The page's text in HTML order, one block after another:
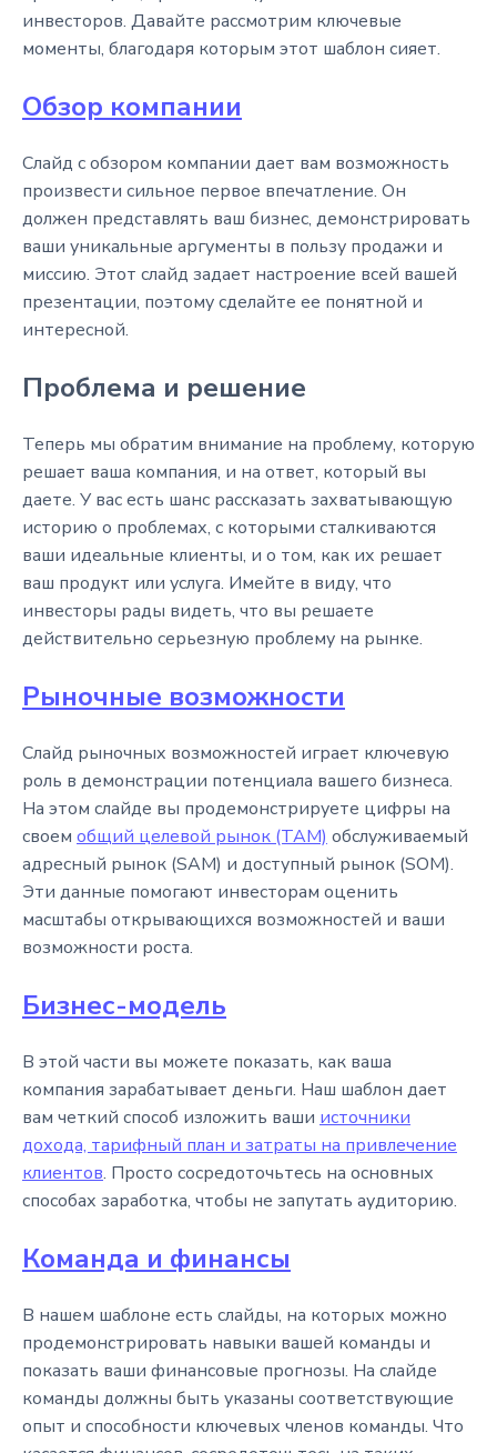
инвесторов. Давайте рассмотрим ключевые
моменты, благодаря которым этот шаблон сияет.
Обзор компании
Слайд с обзором компании дает вам возможность
произвести сильное первое впечатление. Он
должен представлять ваш бизнес, демонстрировать
ваши уникальные аргументы в пользу продажи и
миссию. Этот слайд задает настроение всей вашей
презентации, поэтому сделайте ее понятной и
интересной.
Проблема и решение
Теперь мы обратим внимание на проблему, которую
решает ваша компания, и на ответ, который вы
даете. У вас есть шанс рассказать захватывающую
историю о проблемах, с которыми сталкиваются
ваши идеальные клиенты, и о том, как их решает
ваш продукт или услуга. Имейте в виду, что
инвесторы рады видеть, что вы решаете
действительно серьезную проблему на рынке.
Рыночные возможности
Слайд рыночных возможностей играет ключевую
роль в демонстрации потенциала вашего бизнеса.
На этом слайде вы продемонстрируете цифры на
своем общий целевой рынок (TAM) обслуживаемый
адресный рынок (SAM) и доступный рынок (SOM).
Эти данные помогают инвесторам оценить
масштабы открывающихся возможностей и ваши
возможности роста.
Бизнес-модель
В этой части вы можете показать, как ваша
компания зарабатывает деньги. Наш шаблон дает
вам четкий способ изложить ваши источники
дохода, тарифный план и затраты на привлечение
клиентов. Просто сосредоточьтесь на основных
способах заработка, чтобы не запутать аудиторию.
Команда и финансы
В нашем шаблоне есть слайды, на которых можно
продемонстрировать навыки вашей команды и
показать ваши финансовые прогнозы. На слайде
команды должны быть указаны соответствующие
опыт и способности ключевых членов команды. Что